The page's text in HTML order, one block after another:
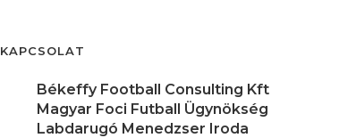
KAPCSOLAT
Békeffy Football Consulting Kft
Magyar Foci Futball Ügynökség
Labdarugó Menedzser Iroda